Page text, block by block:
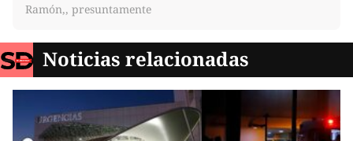
Ramón,, presuntamente
Noticias relacionadas